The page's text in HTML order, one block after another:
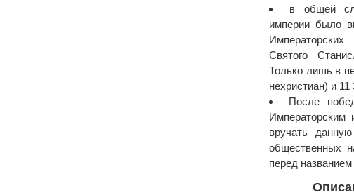
в общей
империи было
Святого
Только лишь в
нехристиан) и
После
Императорским
вручать
общественных
перед